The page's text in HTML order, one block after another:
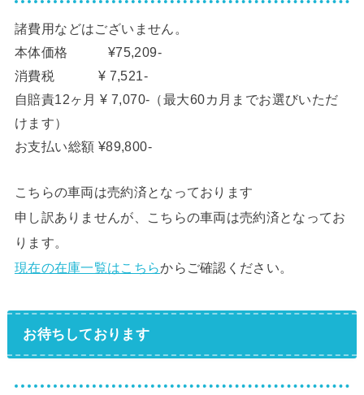
諸費用などはございません。
本体価格 ¥75,209-
消費税 ¥ 7,521-
自賠責12ヶ月 ¥ 7,070-（最大60カ月までお選びいただ
けます）
お支払い総額 ¥89,800-
こちらの車両は売約済となっております
申し訳ありませんが、こちらの車両は売約済となってお
ります。
現在の在庫一覧はこちらからご確認ください。
お待ちしております